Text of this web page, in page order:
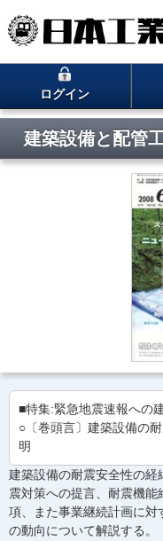
ログイン
建築設備と配
■特集:緊急地震速報への
○〔巻頭言〕建築設備の
明
建築設備の耐震安全性の
震対策への提言、耐震機
項、また事業継続計画に
の動向について解説する。